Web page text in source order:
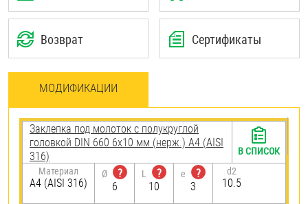
Возврат Сертификаты
МОДИФИКАЦИИ
Заклепка под молоток с полукруглой
головкой DIN 660 6х10 мм (нерж.) A4 (AISI
316)
Материал
A4 (AISI 316)
Ø
?
6
L
?
10
e
?
3
d2
10.5
В СПИСОК